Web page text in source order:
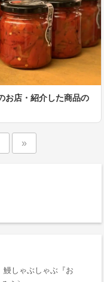
お店・紹介した商品の
»
しゃぶしゃぶ『おゝ